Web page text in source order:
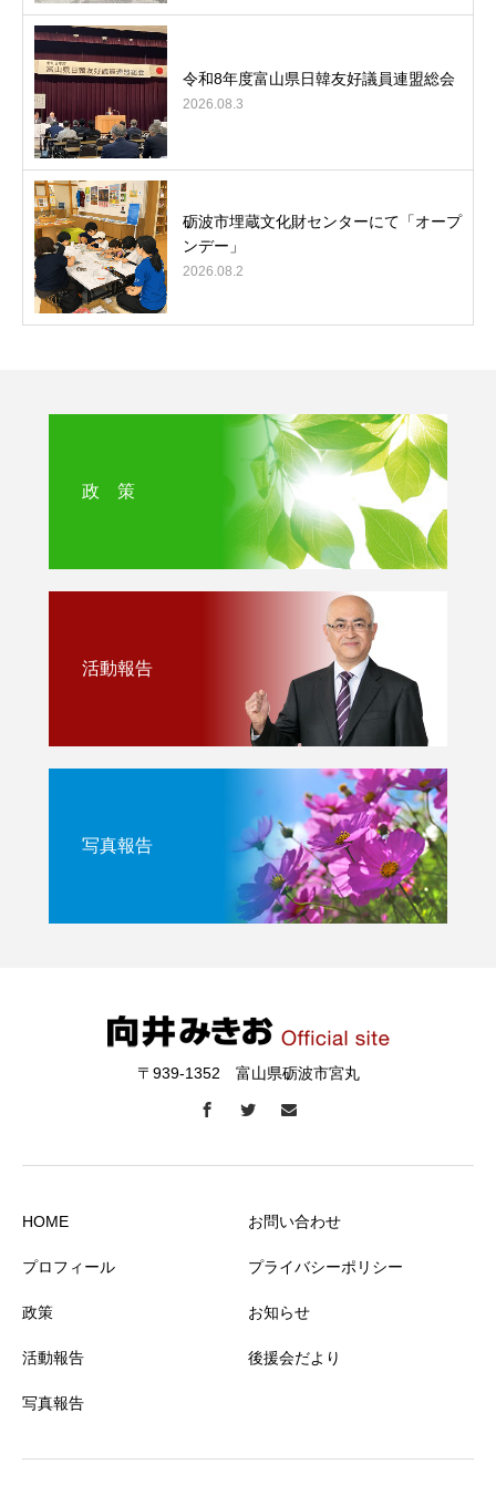
令和8年度富山県日韓友好議員連盟総会
2026.08.3
砺波市埋蔵文化財センターにて「オープ
ンデー」
2026.08.2
政 策
活動報告
写真報告
〒939-1352 富山県砺波市宮丸
HOME
プロフィール
政策
活動報告
写真報告
お問い合わせ
プライバシーポリシー
お知らせ
後援会だより